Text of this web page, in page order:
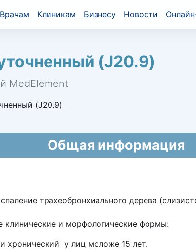
Врачам Клиникам Бизнесу Новости
(J20.9)
MedElement
(J20.9)
Общая информация
трахеобронхиального дерева
и морфологические формы:
хронический у лиц моложе 15 лет.